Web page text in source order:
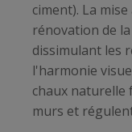
ciment). La
rénovation de
dissimulant les
l'harmonie
chaux naturelle
murs et